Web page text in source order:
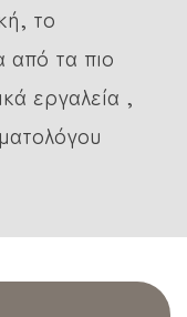
το
από τα πιο
εργαλεία ,